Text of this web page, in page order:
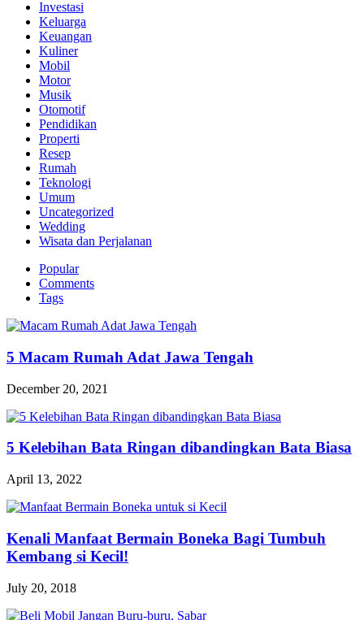
Investasi
Keluarga
Keuangan
Kuliner
Mobil
Motor
Musik
Otomotif
Pendidikan
Properti
Resep
Rumah
Teknologi
Umum
Uncategorized
Wedding
Wisata dan Perjalanan
Popular
Comments
Tags
5 Macam Rumah Adat Jawa Tengah
December 20, 2021
5 Kelebihan Bata Ringan dibandingkan Bata Biasa
April 13, 2022
Kenali Manfaat Bermain Boneka Bagi Tumbuh
Kembang si Kecil!
July 20, 2018